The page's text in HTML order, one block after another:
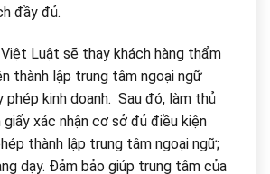
đầy đủ.
Luật sẽ thay khách hàng thẩm
thành lập trung tâm ngoại ngữ
phép kinh doanh. Sau đó, làm thủ
xác nhận cơ sở đủ điều kiện
thành lập trung tâm ngoại ngữ;
dạy. Đảm bảo giúp trung tâm của